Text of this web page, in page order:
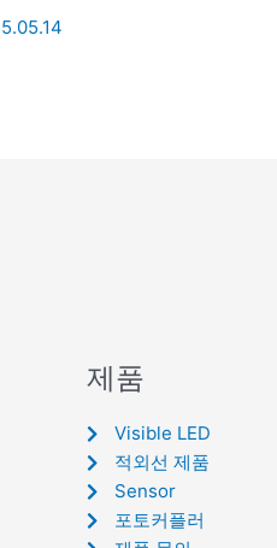
제품
Visible LED
적외선 제품
Sensor
포토커플러